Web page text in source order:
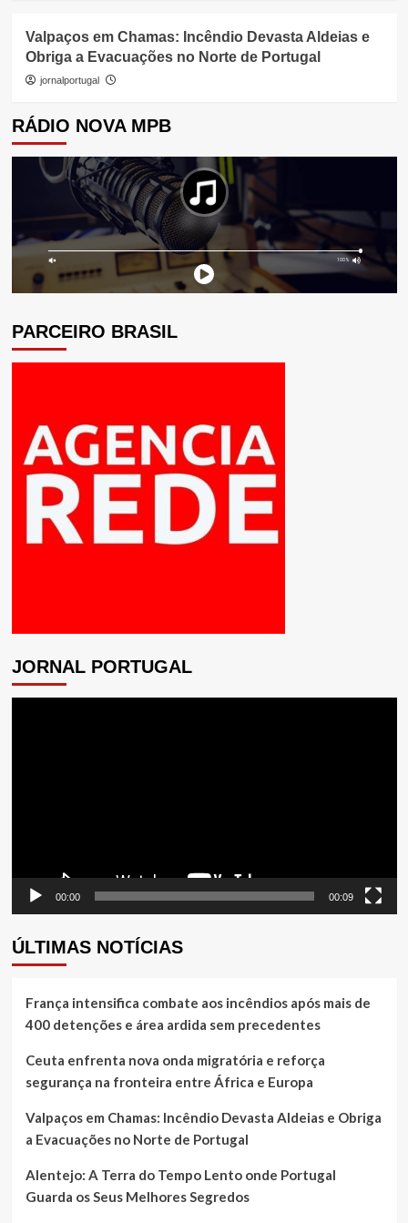
Valpaços em Chamas: Incêndio Devasta Aldeias e
Obriga a Evacuações no Norte de Portugal
jornalportugal
RÁDIO NOVA MPB
PARCEIRO BRASIL
JORNAL PORTUGAL
00:00 00:09
ÚLTIMAS NOTÍCIAS
França intensifica combate aos incêndios após mais de
400 detenções e área ardida sem precedentes
Ceuta enfrenta nova onda migratória e reforça
segurança na fronteira entre África e Europa
Valpaços em Chamas: Incêndio Devasta Aldeias e Obriga
a Evacuações no Norte de Portugal
Alentejo: A Terra do Tempo Lento onde Portugal
Guarda os Seus Melhores Segredos